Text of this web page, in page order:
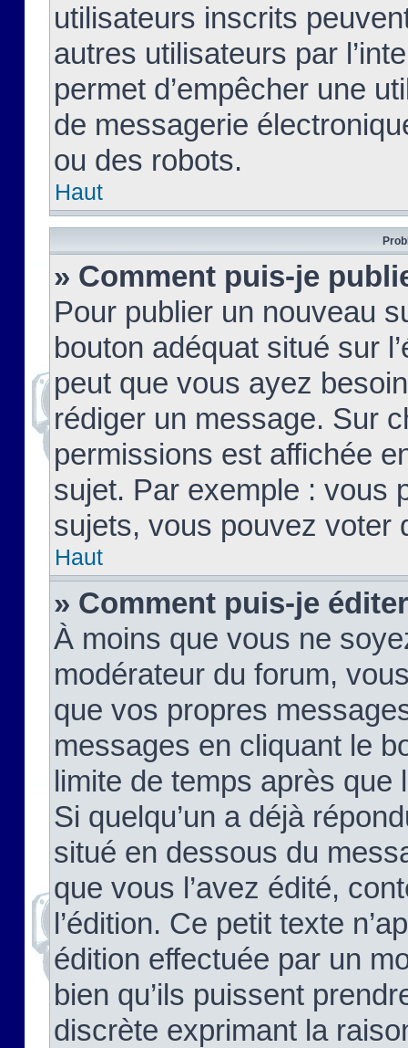
utilisateurs inscrits
autres utilisateurs par
permet d’empêcher une
de messagerie
ou des robots.
Haut
» Comment puis-je
Pour publier un nouveau
bouton adéquat situé sur
peut que vous ayez
rédiger un message. Sur
permissions est affichée
sujet. Par exemple : vous
sujets, vous pouvez voter
Haut
» Comment puis-je
À moins que vous ne
modérateur du forum,
que vos propres
messages en cliquant le
limite de temps après que
Si quelqu’un a déjà
situé en dessous du
que vous l’avez édité,
l’édition. Ce petit texte
édition effectuée par un
bien qu’ils puissent
discrète exprimant la